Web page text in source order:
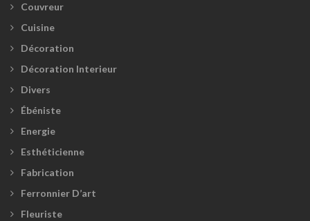
Couvreur
Cuisine
Décoration
Décoration Interieur
Divers
Ébéniste
Energie
Esthéticienne
Fabrication
Ferronnier D’art
Fleuriste